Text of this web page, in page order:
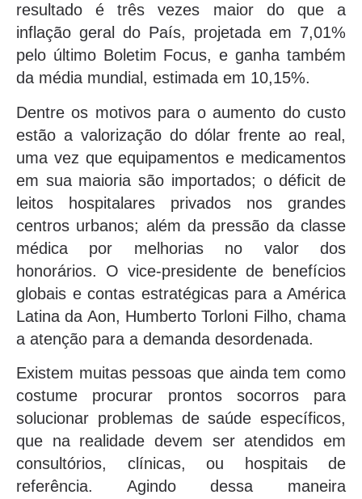
resultado é três vezes maior do que a
inflação geral do País, projetada em 7,01%
pelo último Boletim Focus, e ganha também
da média mundial, estimada em 10,15%.
Dentre os motivos para o aumento do custo
estão a valorização do dólar frente ao real,
uma vez que equipamentos e medicamentos
em sua maioria são importados; o déficit de
leitos hospitalares privados nos grandes
centros urbanos; além da pressão da classe
médica por melhorias no valor dos
honorários. O vice-presidente de benefícios
globais e contas estratégicas para a América
Latina da Aon, Humberto Torloni Filho, chama
a atenção para a demanda desordenada.
Existem muitas pessoas que ainda tem como
costume procurar prontos socorros para
solucionar problemas de saúde específicos,
que na realidade devem ser atendidos em
consultórios, clínicas, ou hospitais de
referência. Agindo dessa maneira